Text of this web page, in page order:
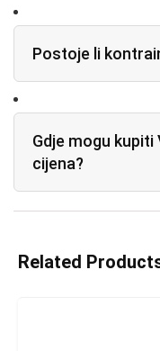
Postoje li
Gdje mogu
cijena?
Related